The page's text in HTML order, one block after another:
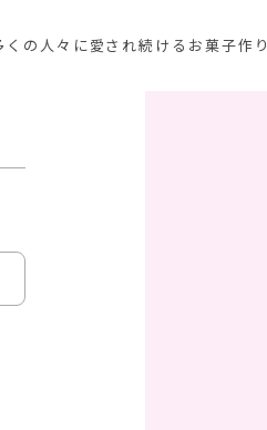
の人々に愛され続けるお菓子作り